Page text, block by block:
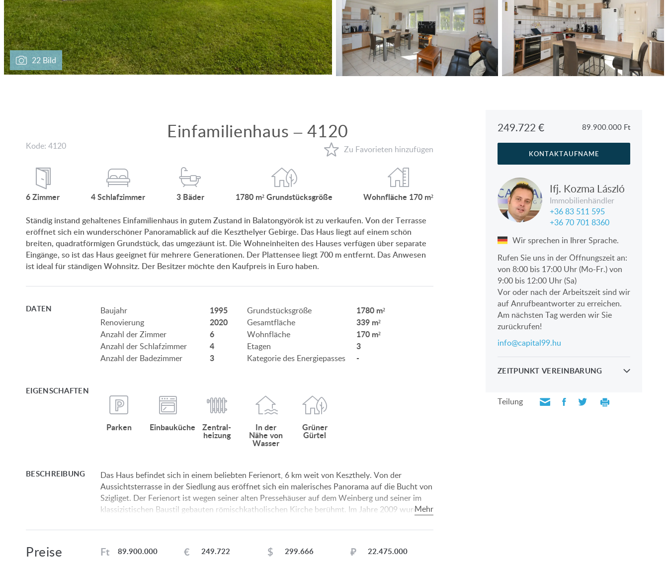
22 Bild
249.722 € 89.900.000 Ft
KONTAKTAUFNAME
Ifj. Kozma László
Immobilienhändler
+36 83 511 595
+36 70 701 8360
Wir sprechen in Ihrer Sprache.
Rufen Sie uns in der Öffnungszeit an:
von 8:00 bis 17:00 Uhr (Mo-Fr.) von
9:00 bis 12:00 Uhr (Sa)
Vor oder nach der Arbeitszeit sind wir
auf Anrufbeantworter zu erreichen.
Am nächsten Tag werden wir Sie
zurückrufen!
info@capital99.hu
ZEITPUNKT VEREINBARUNG
unsese Kollegen persöhnlich an
Teilung
Einfamilienhaus – 4120
Kode: 4120
6Zimmer 4Schlaf­zimmer 3Bäder 1780 m²Grund­stücksgröße Wohnfläche 170 m²
Ständig instand gehaltenes Einfamilienhaus in gutem Zustand in Balatongyörök ist zu verkaufen. Von der Terrasse
eröffnet sich ein wunderschöner Panoramablick auf die Keszthelyer Gebirge. Das Haus liegt auf einem schön
breiten, quadratförmigen Grundstück, das umgezäunt ist. Die Wohneinheiten des Hauses verfügen über separate
Eingänge, so ist das Haus geeignet für mehrere Generationen. Der Plattensee liegt 700 m entfernt. Das Anwesen
ist ideal für ständigen Wohnsitz. Der Besitzer möchte den Kaufpreis in Euro haben.
DATEN Baujahr 1995
Renovierung 2020
Anzahl der Zimmer 6
Anzahl der Schlafzimmer 4
Anzahl der Badezimmer 3
Grundstücksgröße 1780 m²
Gesamtfläche 339 m²
Wohnfläche 170 m²
Etagen 3
Kategorie des Energiepasses -
EIGENSCHAFTEN
Parken Einbauküche Zentral­
heizung
In der
Nähe von
Wasser
Grüner
Gürtel
BESCHREIBUNG
Das Haus befindet sich in einem beliebten Ferienort, 6 km weit von Keszthely. Von der
Aussichtsterrasse in der Siedlung aus eröffnet sich ein malerisches Panorama auf die Bucht von
Szigliget. Der Ferienort ist wegen seiner alten Pressehäuser auf dem Weinberg und seiner im
klassizistischen Baustil gebauten römischkatholischen Kirche berühmt. Im Jahre 2009 wurde
Siedlung Balatonederich liegt der Nationalpark „Balatonoberland”. In der Siedlung sind
Frühjahr bis Spätherbst finden zahlreiche kulturelle Programme statt.
Preise 89.900.000
Ft 249.722
€ 299.666
$ 22.475.000
₽
MIT PANORAMABLICK AUF DEN BALATON
MIT THERMALBAD IN DER NÄHE
MIT SCHWIMMBAD
EINFAMILIENHAUS-NEUBAU
WARUM GERADE UNGARN?
ÜBER UNS
KONTAKT
UNSERE DIENSTLEISTUNGEN
KUNDEN MEINUNG
ANWENDUNGS- UND DATENSCHUTZ
IMPRESSUM
HU DE